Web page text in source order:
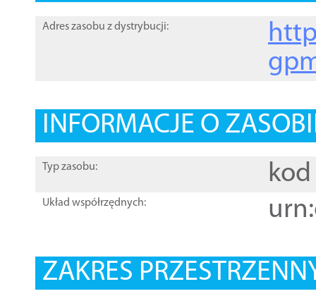
Adres zasobu z dystrybucji:
INFORMACJE O
Typ zasobu: kod
Układ współrzędnych:
ZAKRES